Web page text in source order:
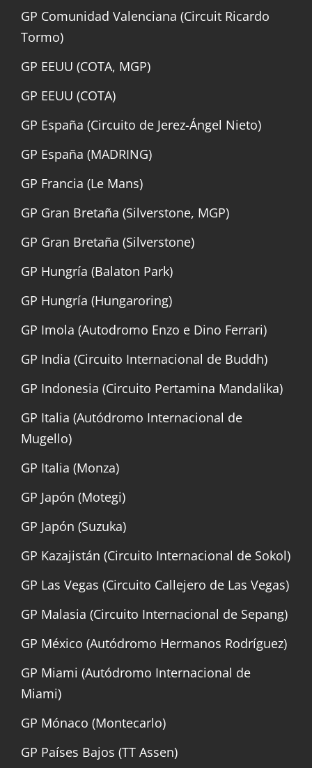
GP Comunidad Valenciana (Circuit Ricardo
Tormo)
GP EEUU (COTA, MGP)
GP EEUU (COTA)
GP España (Circuito de Jerez-Ángel Nieto)
GP España (MADRING)
GP Francia (Le Mans)
GP Gran Bretaña (Silverstone, MGP)
GP Gran Bretaña (Silverstone)
GP Hungría (Balaton Park)
GP Hungría (Hungaroring)
GP Imola (Autodromo Enzo e Dino Ferrari)
GP India (Circuito Internacional de Buddh)
GP Indonesia (Circuito Pertamina Mandalika)
GP Italia (Autódromo Internacional de
Mugello)
GP Italia (Monza)
GP Japón (Motegi)
GP Japón (Suzuka)
GP Kazajistán (Circuito Internacional de Sokol)
GP Las Vegas (Circuito Callejero de Las Vegas)
GP Malasia (Circuito Internacional de Sepang)
GP México (Autódromo Hermanos Rodríguez)
GP Miami (Autódromo Internacional de
Miami)
GP Mónaco (Montecarlo)
GP Países Bajos (TT Assen)